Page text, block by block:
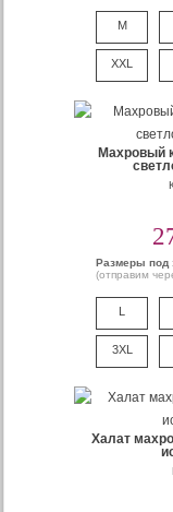
M
XXL
Махровый
Размеры под
(отправим
L
3XL
Халат